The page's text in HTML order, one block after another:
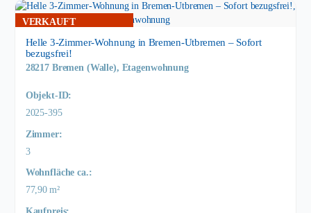
VERKAUFT
Helle 3-Zimmer-Wohnung in Bremen-Utbremen – Sofort
bezugsfrei!
28217 Bremen (Walle), Etagenwohnung
Objekt-ID:
2025-395
Zimmer:
3
Wohnfläche ca.:
77,90 m²